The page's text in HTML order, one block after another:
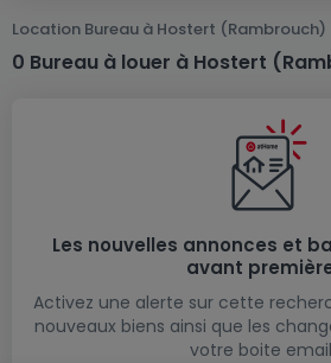
Location Bureau à Hostert (Rambrouch)
0 Bureau à louer à Hostert
Les nouvelles annonces et
avant
Activez une alerte sur cette
nouveaux biens ainsi que les
votre boite